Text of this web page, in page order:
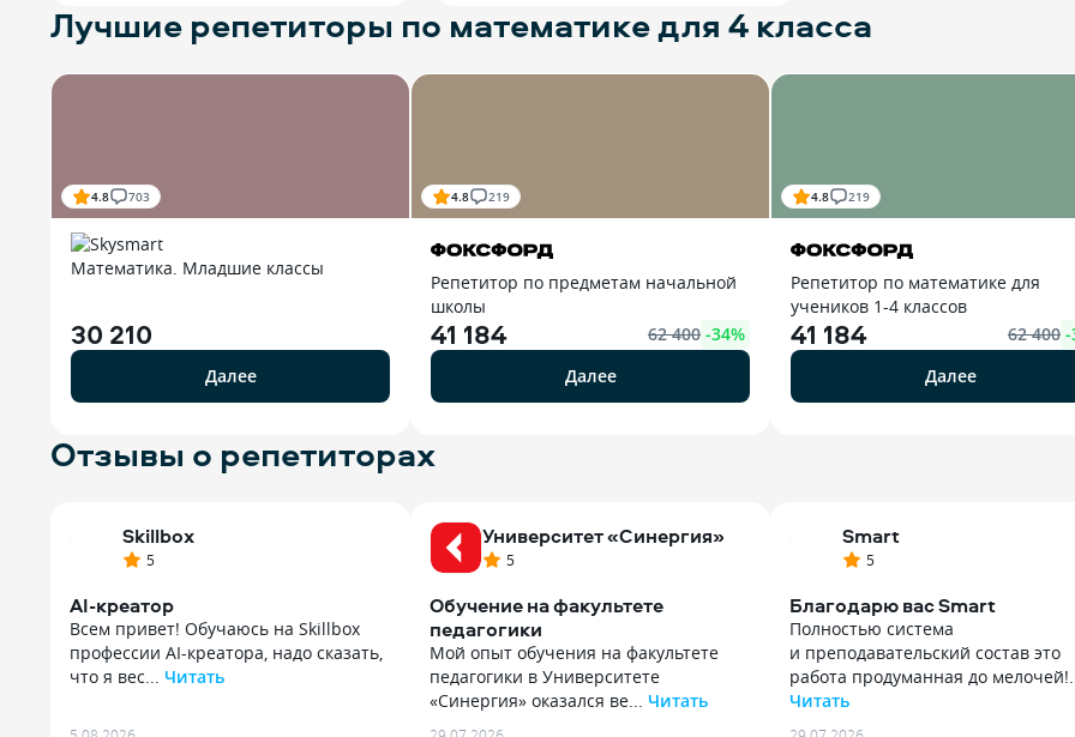
Лучшие репетиторы по математике для 4 класса
4.8 703
Математика. Младшие классы
30 210
Далее
4.8 219
Репетитор по предметам начальной
школы
41 184 62 400 -34%
Далее
4.8 219
Репетитор по математике для
учеников 1-4 классов
41 184 62 400 -
Далее
Отзывы о репетиторах
Skillbox
5
AI-креатор
Всем привет! Обучаюсь на Skillbox
профессии AI-креатора, надо сказать,
что я вес... Читать
профессии AI-креатора, надо сказать,
Университет «Синергия»
5
Обучение на факультете
педагогики
Мой опыт обучения на факультете
педагогики в Университете
«Синергия» оказался ве... Читать
Мой опыт обучения на факультете
Smart
5
Благодарю вас Smart
Полностью система
и преподавательский состав это
работа продуманная до
Читать
Полностью система